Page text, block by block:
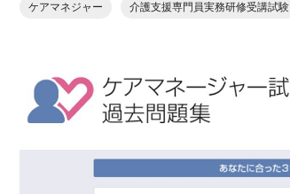
ケアマネジャー 介護支援専門員実務研修受講試験